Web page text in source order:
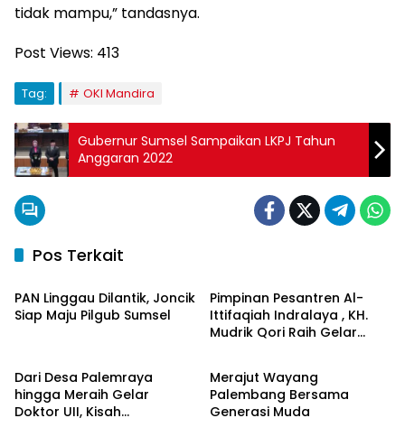
tidak mampu,” tandasnya.
Post Views: 413
Tag: OKI Mandira
Gubernur Sumsel Sampaikan LKPJ Tahun
Anggaran 2022
Pos Terkait
Berita Daerah
PAN Linggau Dilantik, Joncik
Siap Maju Pilgub Sumsel
Pimpinan Pesantren Al-
Ittifaqiah Indralaya , KH.
Mudrik Qori Raih Gelar
Nagham Al-Qur’an di UMM
Dari Desa Palemraya
hingga Meraih Gelar
Doktor UII, Kisah
Berita Daerah
Merajut Wayang
Palembang Bersama
Generasi Muda
Berita Daerah Berita Daerah